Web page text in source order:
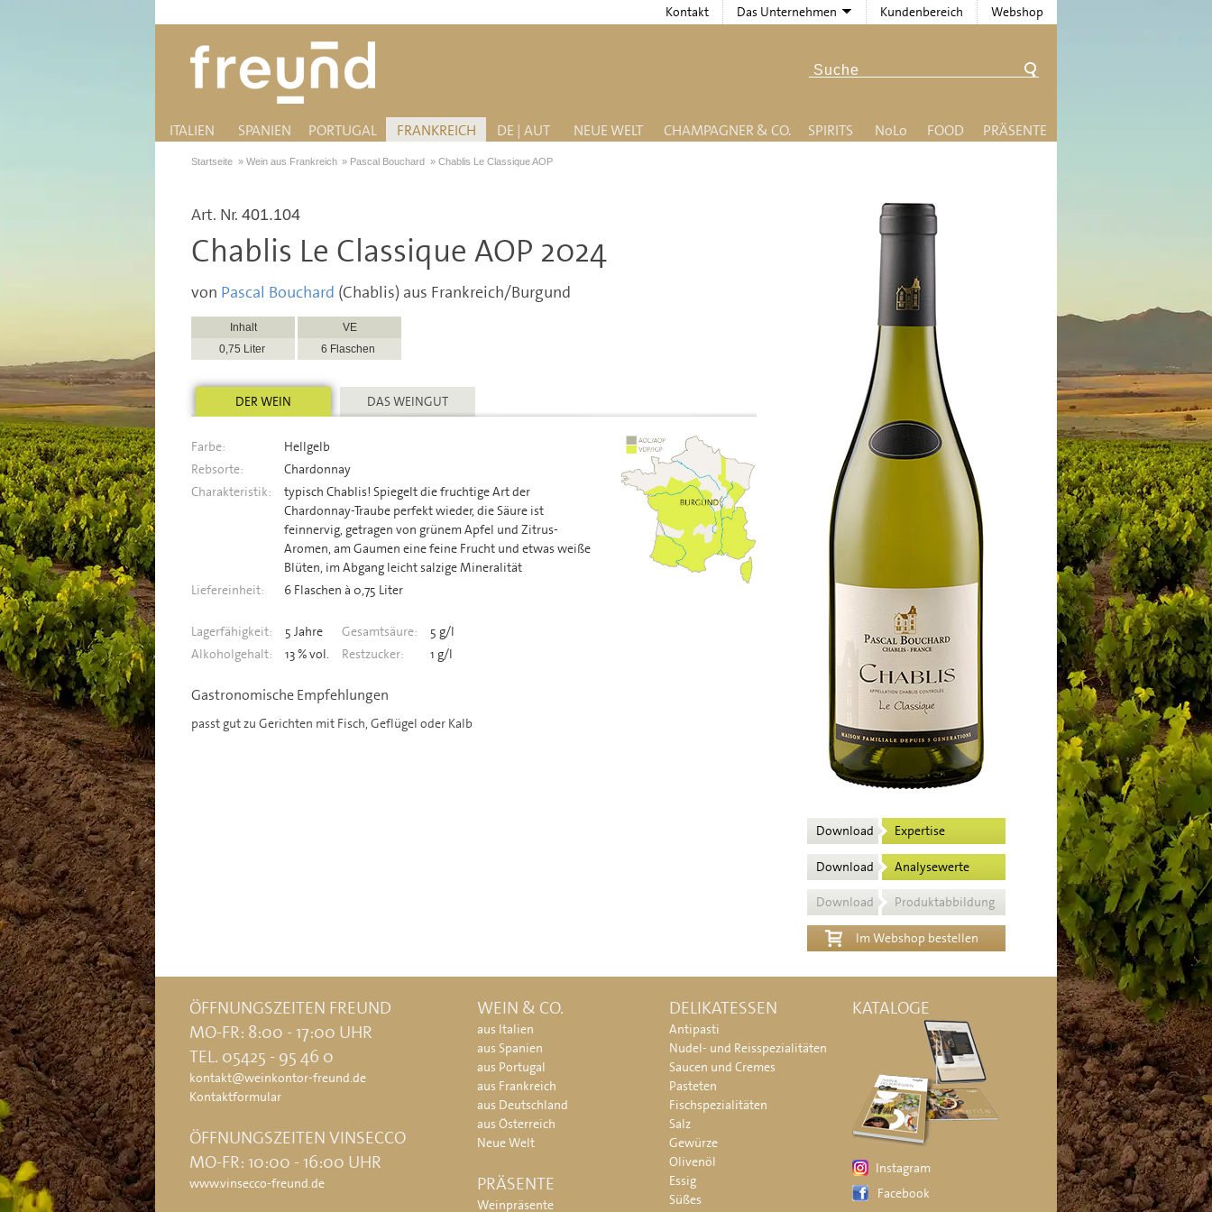
Kontakt Das Unternehmen Kundenbereich Webshop
ITALIEN SPANIEN PORTUGAL FRANKREICH DE | AUT NEUE WELT CHAMPAGNER & CO. SPIRITS NoLo FOOD PRÄSENTE
Startseite » Wein aus Frankreich » Pascal Bouchard »Chablis Le Classique AOP
Art. Nr. 401.104
Chablis Le Classique AOP 2024
von Pascal Bouchard (Chablis) aus Frankreich/Burgund
Inhalt
VE
0,75 Liter
6 Flaschen
DER WEIN DAS WEINGUT
Farbe:
Hellgelb
Rebsorte:
Chardonnay
Charakteristik:
typisch Chablis! Spiegelt die fruchtige Art der
Chardonnay-Traube perfekt wieder, die Säure ist
feinnervig, getragen von grünem Apfel und Zitrus-
Aromen, am Gaumen eine feine Frucht und etwas weiße
Blüten, im Abgang leicht salzige Mineralität
Liefereinheit:
6 Flaschen à 0,75 Liter
Lagerfähigkeit: 5 Jahre Gesamtsäure:
5 g/l
Alkoholgehalt:
13 % vol. Restzucker: 1 g/l
Gastronomische Empfehlungen
passt gut zu Gerichten mit Fisch, Geflügel oder Kalb
Download Expertise
Download Analysewerte
Download Produktabbildung
Im Webshop bestellen
ÖFFNUNGSZEITEN FREUND
MO-FR: 8:00 - 17:00 UHR
TEL. 05425 - 95 46 0
kontakt@weinkontor-freund.de
Kontaktformular
ÖFFNUNGSZEITEN VINSECCO
MO-FR: 10:00 - 16:00 UHR
www.vinsecco-freund.de
WEIN & CO.
aus Italien
aus Spanien
aus Portugal
aus Frankreich
aus Deutschland
aus Österreich
Neue Welt
PRÄSENTE
Weinpräsente
DELIKATESSEN
Antipasti
Nudel- und Reisspezialitäten
Saucen und Cremes
Pasteten
Fischspezialitäten
Salz
Gewürze
Olivenöl
Essig
Süßes
KATALOGE
Instagram
Facebook